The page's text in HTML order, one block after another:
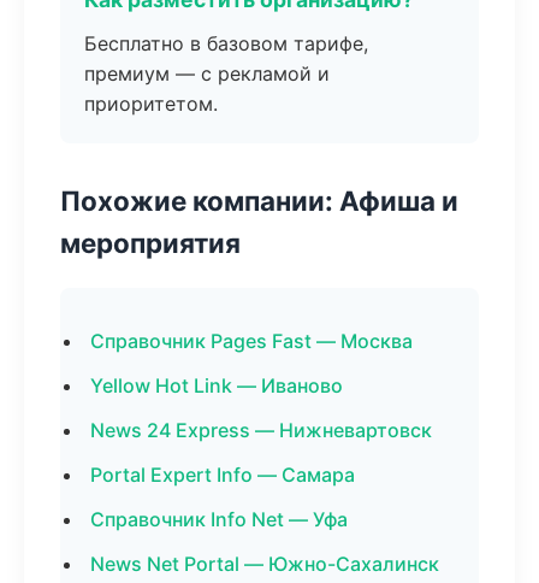
Бесплатно в базовом тарифе,
премиум — с рекламой и
приоритетом.
Похожие компании: Афиша и
мероприятия
Справочник Pages Fast — Москва
Yellow Hot Link — Иваново
News 24 Express — Нижневартовск
Portal Expert Info — Самара
Справочник Info Net — Уфа
News Net Portal — Южно-Сахалинск